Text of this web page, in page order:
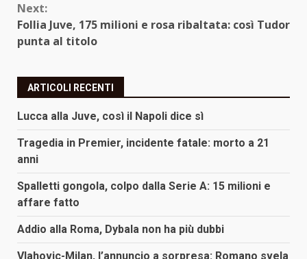
Next:
Follia Juve, 175 milioni e rosa ribaltata: così Tudor
punta al titolo
ARTICOLI RECENTI
Lucca alla Juve, così il Napoli dice sì
Tragedia in Premier, incidente fatale: morto a 21
anni
Spalletti gongola, colpo dalla Serie A: 15 milioni e
affare fatto
Addio alla Roma, Dybala non ha più dubbi
Vlahovic-Milan, l’annuncio a sorpresa: Romano svela